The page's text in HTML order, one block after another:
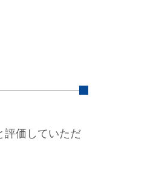
評価していただ